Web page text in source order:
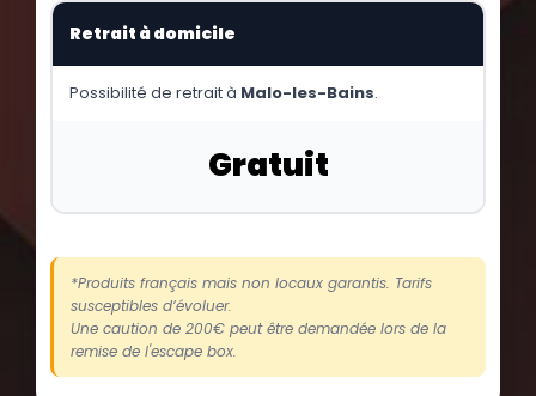
Retrait à domicile
Possibilité de retrait à Malo-les-Bains.
Gratuit
*Produits français mais non locaux garantis. Tarifs
susceptibles d’évoluer.
Une caution de 200€ peut être demandée lors de la
remise de l'escape box.